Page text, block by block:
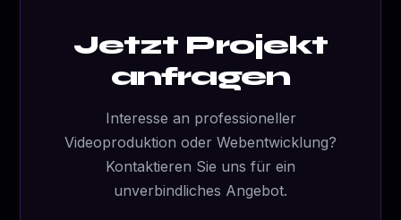
Jetzt Projekt
anfragen
Interesse an professioneller
Videoproduktion oder Webentwicklung?
Kontaktieren Sie uns für ein
unverbindliches Angebot.